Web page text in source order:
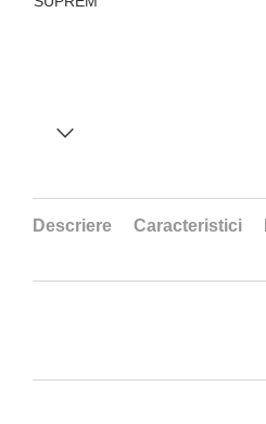
Descriere Caracteristici